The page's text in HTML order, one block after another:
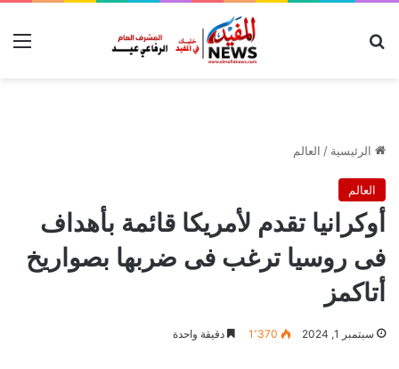
الرئيسية / العالم
العالم
أوكرانيا تقدم لأمريكا قائمة بأهداف
فى روسيا ترغب فى ضربها بصواريخ
أتاكمز
سبتمبر 1, 2024 1٬370 دقيقة واحدة